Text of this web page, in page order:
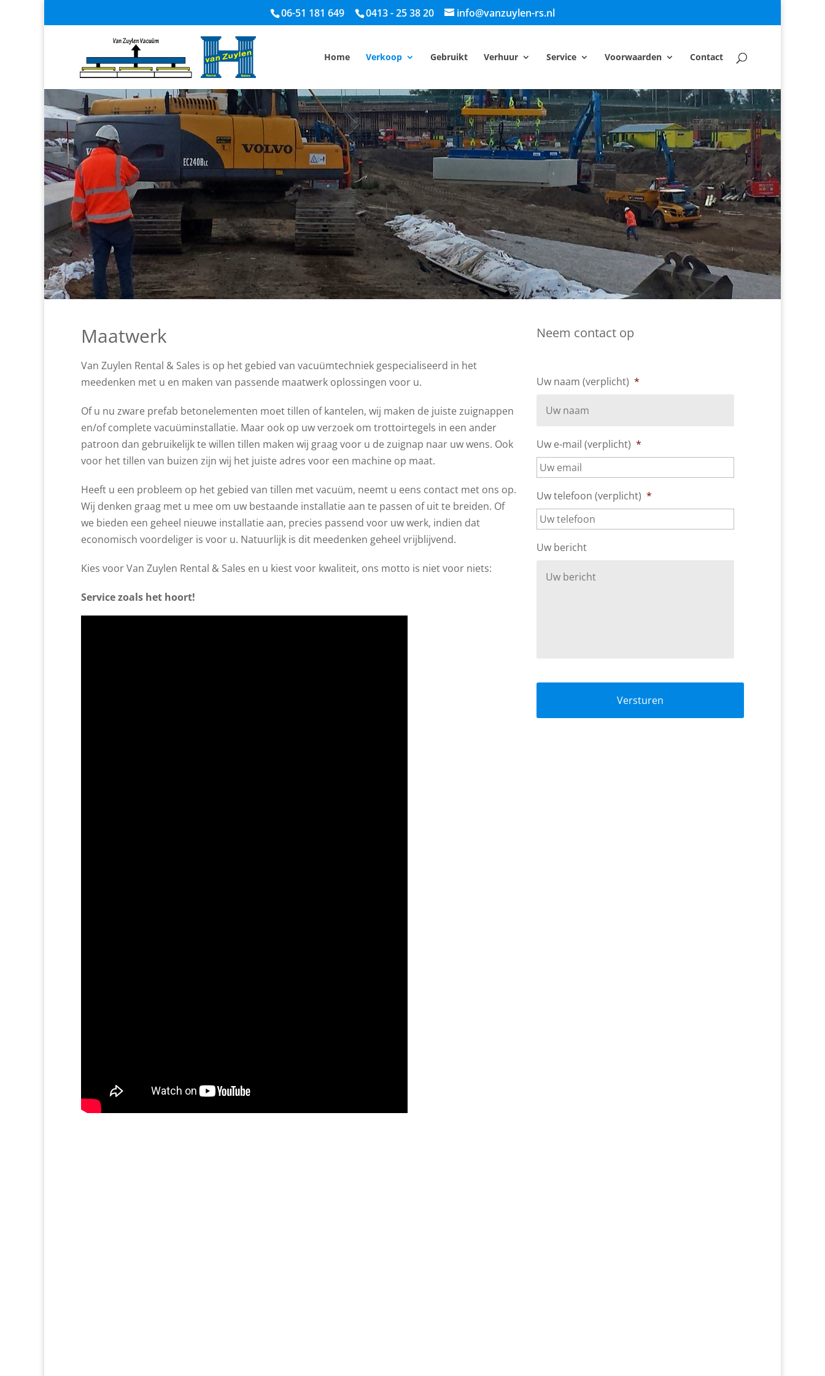
06-51 181 649 0413 - 25 38 20 info@vanzuylen-rs.nl
Home Verkoop Gebruikt Verhuur Service Voorwaarden Contact
Maatwerk
Van Zuylen Rental & Sales is op het gebied van vacuümtechniek gespecialiseerd in het
meedenken met u en maken van passende maatwerk oplossingen voor u.
Of u nu zware prefab betonelementen moet tillen of kantelen, wij maken de juiste zuignappen
en/of complete vacuüminstallatie. Maar ook op uw verzoek om trottoirtegels in een ander
patroon dan gebruikelijk te willen tillen maken wij graag voor u de zuignap naar uw wens. Ook
voor het tillen van buizen zijn wij het juiste adres voor een machine op maat.
Heeft u een probleem op het gebied van tillen met vacuüm, neemt u eens contact met ons op.
Wij denken graag met u mee om uw bestaande installatie aan te passen of uit te breiden. Of
we bieden een geheel nieuwe installatie aan, precies passend voor uw werk, indien dat
economisch voordeliger is voor u. Natuurlijk is dit meedenken geheel vrijblijvend.
Kies voor Van Zuylen Rental & Sales en u kiest voor kwaliteit, ons motto is niet voor niets:
Service zoals het hoort!
Neem contact op
Uw naam (verplicht) *
Uw e-mail (verplicht) *
Uw telefoon (verplicht) *
Uw bericht